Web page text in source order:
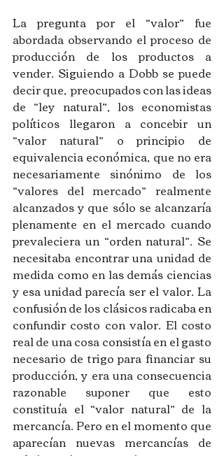
La pregunta por el “valor” fue
abordada observando el proceso de
producción de los productos a
vender. Siguiendo a Dobb se puede
decir que,  preocupados con las ideas
de “ley natural”, los economistas
políticos llegaron a concebir un
“valor natural” o principio de
equivalencia económica, que no era
necesariamente sinónimo de los
“valores del mercado” realmente
alcanzados y que sólo se alcanzaría
plenamente en el mercado cuando
prevaleciera un “orden natural”. Se
necesitaba encontrar una unidad de
medida como en las demás ciencias
y esa unidad parecía ser el valor. La
confusión de los clásicos radicaba en
confundir costo con valor. El costo
real de una cosa consistía en el gasto
necesario de trigo para financiar su
producción, y era una consecuencia
razonable suponer que esto
constituía el “valor natural” de la
mercancía. Pero en el momento que
aparecían nuevas mercancías de